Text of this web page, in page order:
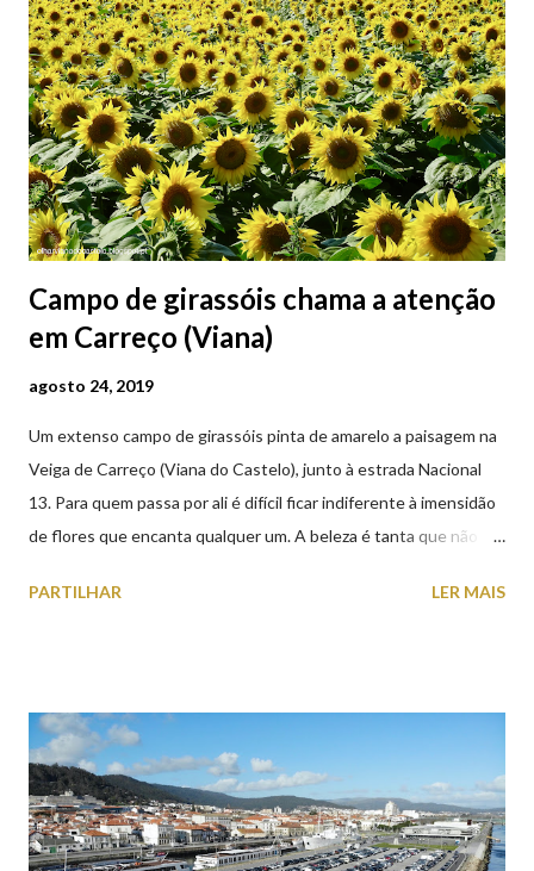
Campo de girassóis chama a atenção
em Carreço (Viana)
agosto 24, 2019
Um extenso campo de girassóis pinta de amarelo a paisagem na
Veiga de Carreço (Viana do Castelo), junto à estrada Nacional
13. Para quem passa por ali é difícil ficar indiferente à imensidão
de flores que encanta qualquer um. A beleza é tanta que não
aproveite a paisagem como cenário para tirar algumas
PARTILHAR LER MAIS